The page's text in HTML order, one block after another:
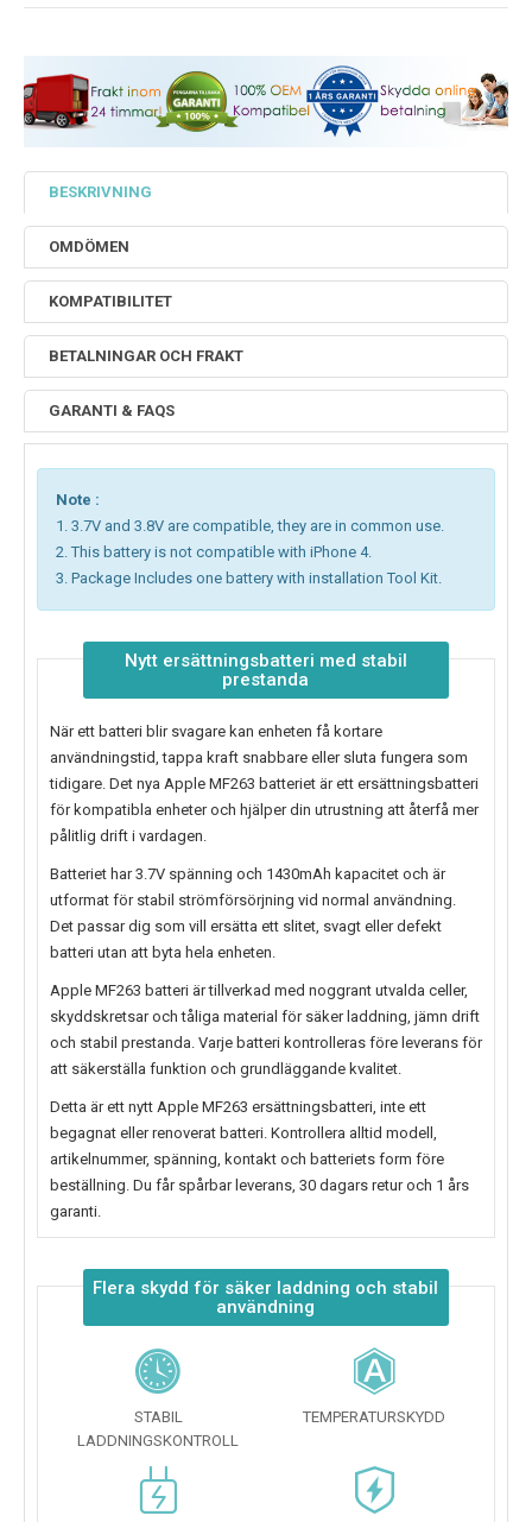
BESKRIVNING
OMDÖMEN
KOMPATIBILITET
BETALNINGAR OCH FRAKT
GARANTI & FAQS
Note :
1. 3.7V and 3.8V are compatible, they are in common use.
2. This battery is not compatible with iPhone 4.
3. Package Includes one battery with installation Tool Kit.
Nytt ersättningsbatteri med stabil
prestanda
När ett batteri blir svagare kan enheten få kortare
användningstid, tappa kraft snabbare eller sluta fungera som
tidigare. Det nya Apple MF263 batteriet är ett ersättningsbatteri
för kompatibla enheter och hjälper din utrustning att återfå mer
pålitlig drift i vardagen.
Batteriet har 3.7V spänning och 1430mAh kapacitet och är
utformat för stabil strömförsörjning vid normal användning.
Det passar dig som vill ersätta ett slitet, svagt eller defekt
batteri utan att byta hela enheten.
Apple MF263 batteri är tillverkad med noggrant utvalda celler,
skyddskretsar och tåliga material för säker laddning, jämn drift
och stabil prestanda. Varje batteri kontrolleras före leverans för
att säkerställa funktion och grundläggande kvalitet.
Detta är ett nytt Apple MF263 ersättningsbatteri, inte ett
begagnat eller renoverat batteri. Kontrollera alltid modell,
artikelnummer, spänning, kontakt och batteriets form före
beställning. Du får spårbar leverans, 30 dagars retur och 1 års
garanti.
Flera skydd för säker laddning och stabil
användning
STABIL
LADDNINGSKONTROLL
TEMPERATURSKYDD